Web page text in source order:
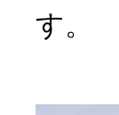
す。